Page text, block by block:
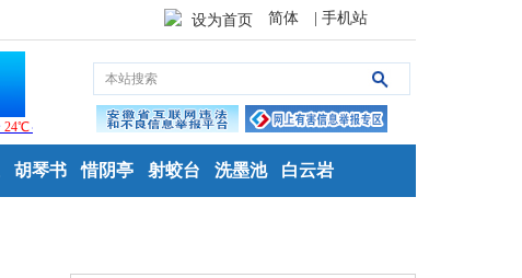
设为首页 简体 | 手机站
胡琴书 惜阴亭 射蛟台 洗墨池 白云岩